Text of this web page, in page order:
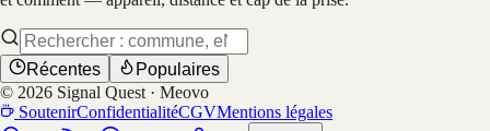
Récentes
Populaires
© 2026 Signal Quest · Meovo
SoutenirConfidentialitéCGVMentions légales